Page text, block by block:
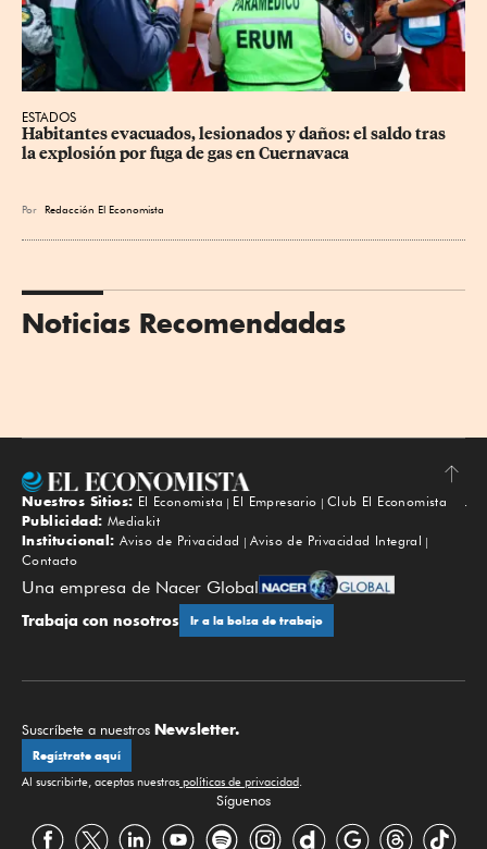
ESTADOS
Habitantes evacuados, lesionados y daños: el saldo tras
la explosión por fuga de gas en Cuernavaca
Por Redacción El Economista
Noticias Recomendadas
Subir
Nuestros Sitios: El Economista El Empresario
Club El Economista
Publicidad: Mediakit
Institucional: Aviso de Privacidad
Aviso de Privacidad Integral
Contacto
Una empresa de Nacer Global
Trabaja con nosotros Ir a la bolsa de trabajo
Suscríbete a nuestros Newsletter.
Regístrate aquí
Al suscribirte, aceptas nuestras políticas de privacidad.
Síguenos